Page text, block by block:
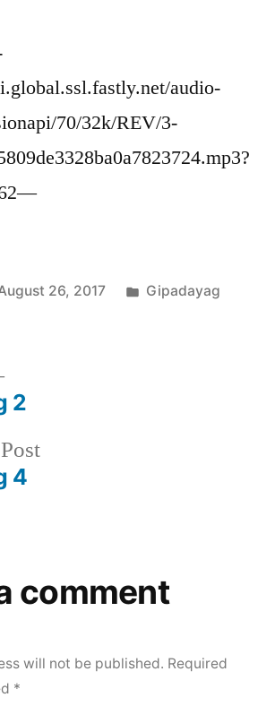
audio-
70/32k/REV/3-
26, 2017
Posted
Gipadayag
Previous
4
Next
post:
2
comment
will not be published. Required
*